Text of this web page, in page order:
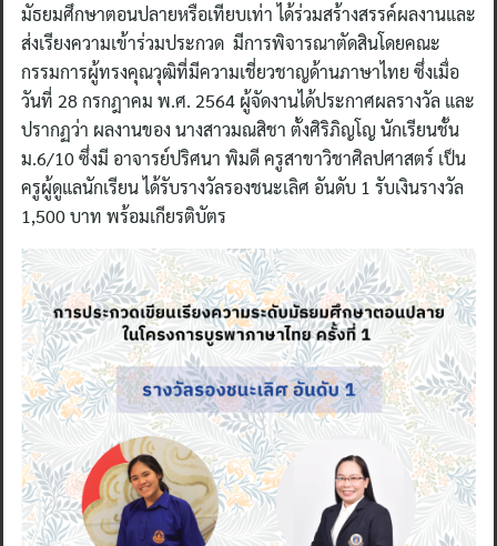
มัธยมศึกษาตอนปลายหรือเทียบเท่า ได้ร่วมสร้างสรรค์ผลงานและ
ส่งเรียงความเข้าร่วมประกวด มีการพิจารณาตัดสินโดยคณะ
กรรมการผู้ทรงคุณวุฒิที่มีความเชี่ยวชาญด้านภาษาไทย ซึ่งเมื่อ
วันที่ 28 กรกฎาคม พ.ศ. 2564 ผู้จัดงานได้ประกาศผลรางวัล และ
ปรากฏว่า ผลงานของ นางสาวมณสิชา ตั้งศิริภิญโญ นักเรียนชั้น
ม.6/10 ซึ่งมี อาจารย์ปริศนา พิมดี ครูสาขาวิชาศิลปศาสตร์ เป็น
ครูผู้ดูแลนักเรียน ได้รับรางวัลรองชนะเลิศ อันดับ 1 รับเงินรางวัล
1,500 บาท พร้อมเกียรติบัตร